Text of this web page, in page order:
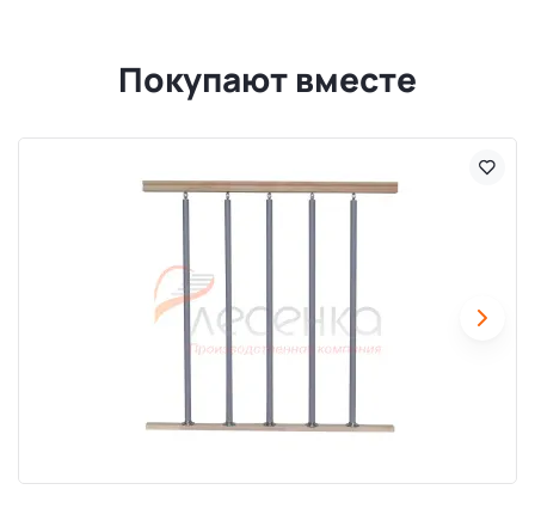
Покупают вместе